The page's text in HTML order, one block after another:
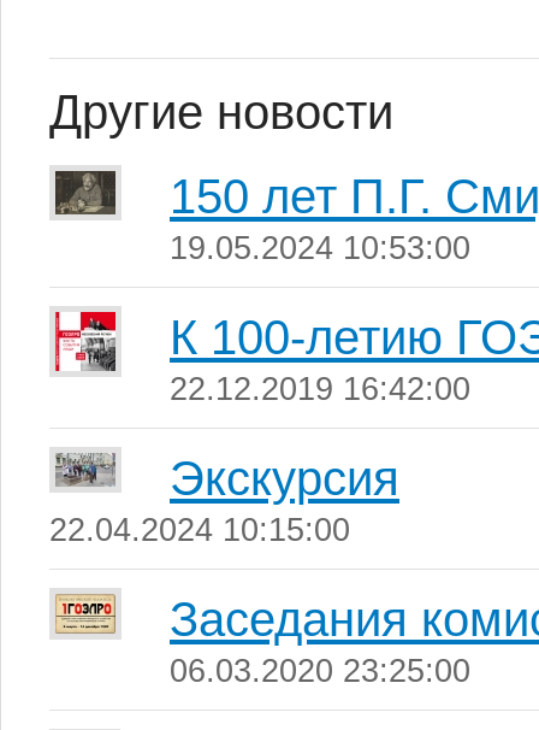
Другие новости
150 лет П.Г.
19.05.2024 10:53:00
К 100-летию
22.12.2019 16:42:00
Экскурсия
22.04.2024 10:15:00
Заседания
06.03.2020 23:25:00